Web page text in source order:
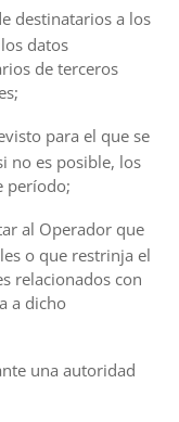
destinatarios a los
datos
de terceros
para el que se
no es posible, los
período;
al Operador que
o que restrinja el
relacionados con
a dicho
una autoridad